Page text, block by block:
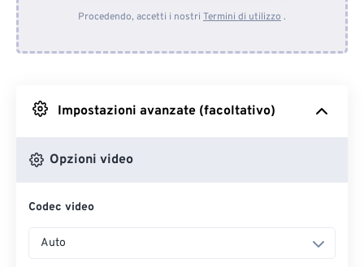
Dal dispositivo
Da Google Drive
Procedendo, accetti i nostri Termini di utilizzo .
Impostazioni avanzate (facoltativo)
Opzioni video
Codec video
Auto